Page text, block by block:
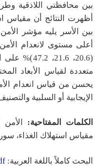
بين محافظتي اللاذقية
أظهرت النتائج أن مقياس
بين الأسر يليه مؤشر
أعلى مستوى لانعدام
(20.6،
متعددة لقياس الأبعاد
يحسن من قياس انعدام
الإيجابية أو السلبية
الكلمات المفتاحية: الأمن
مقياس استهلاك الغذاء،
البحث كاملاً باللغة العربية: